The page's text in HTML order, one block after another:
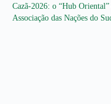
Cazã-2026: o “Hub Oriental”
Associação das Nações do